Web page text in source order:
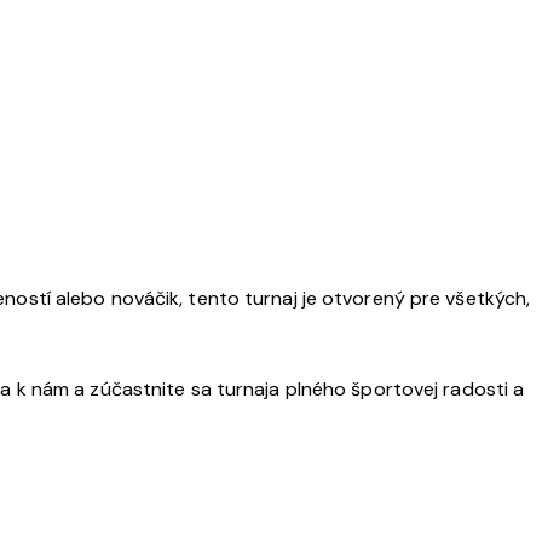
alebo nováčik, tento turnaj je otvorený pre všetkých,
k nám a zúčastnite sa turnaja plného športovej radosti a